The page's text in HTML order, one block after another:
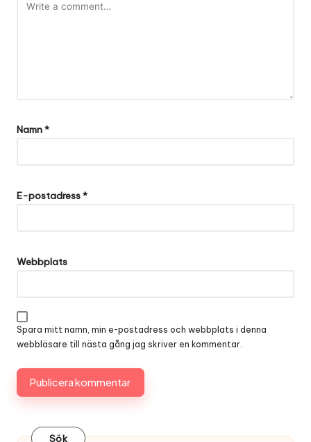
Namn*
E-postadress*
Webbplats
Spara mitt namn, min e-postadress och webbplats i denna
webbläsare till nästa gång jag skriver en kommentar.
lt
:
Sök